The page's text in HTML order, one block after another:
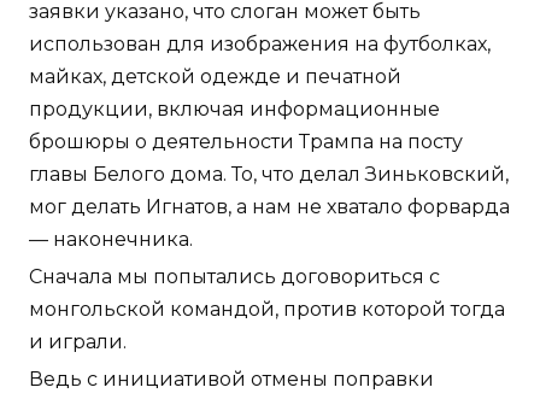
заявки указано, что слоган может быть
использован для изображения на футболках,
майках, детской одежде и печатной
продукции, включая информационные
брошюры о деятельности Трампа на посту
главы Белого дома. То, что делал Зиньковский,
мог делать Игнатов, а нам не хватало форварда
— наконечника.
Сначала мы попытались договориться с
монгольской командой, против которой тогда
и играли.
Ведь с инициативой отмены поправки